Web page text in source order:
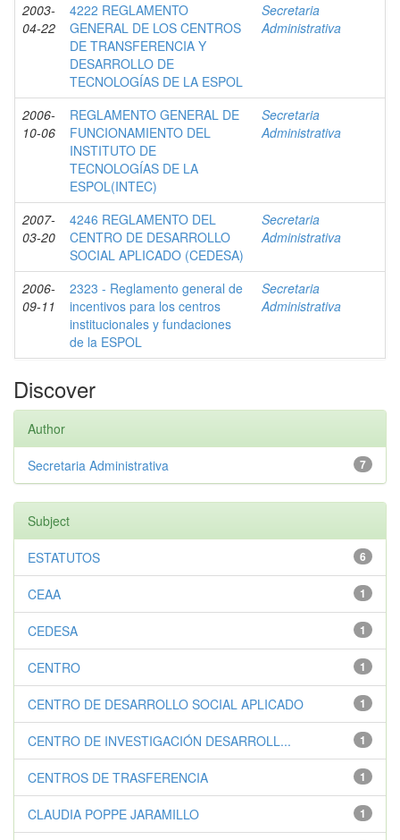
2003-
04-22
4222 REGLAMENTO
GENERAL DE LOS CENTROS
DE TRANSFERENCIA Y
DESARROLLO DE
TECNOLOGÍAS DE LA ESPOL
Secretaria
Administrativa
2006-
10-06
REGLAMENTO GENERAL DE
FUNCIONAMIENTO DEL
INSTITUTO DE
TECNOLOGÍAS DE LA
ESPOL(INTEC)
Secretaria
Administrativa
2007-
03-20
4246 REGLAMENTO DEL
CENTRO DE DESARROLLO
SOCIAL APLICADO (CEDESA)
Secretaria
Administrativa
2006-
09-11
2323 - Reglamento general de
incentivos para los centros
institucionales y fundaciones
de la ESPOL
Secretaria
Administrativa
Discover
Author
7
Secretaria Administrativa
Subject
6
ESTATUTOS
1
CEAA
1
CEDESA
1
CENTRO
1
CENTRO DE DESARROLLO SOCIAL APLICADO
1
CENTRO DE INVESTIGACIÓN DESARROLL...
1
CENTROS DE TRASFERENCIA
1
CLAUDIA POPPE JARAMILLO